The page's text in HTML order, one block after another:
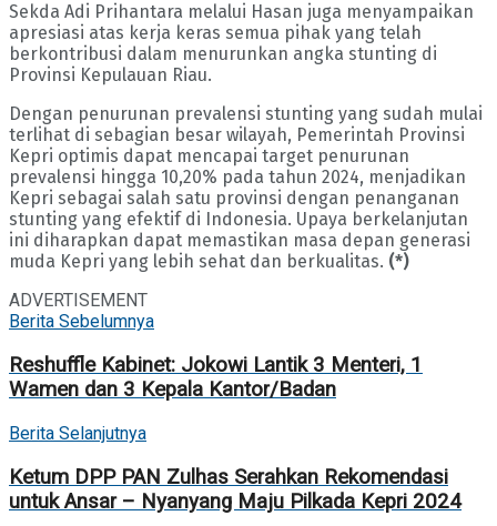
Sekda Adi Prihantara melalui Hasan juga menyampaikan
apresiasi atas kerja keras semua pihak yang telah
berkontribusi dalam menurunkan angka stunting di
Provinsi Kepulauan Riau.
Dengan penurunan prevalensi stunting yang sudah mulai
terlihat di sebagian besar wilayah, Pemerintah Provinsi
Kepri optimis dapat mencapai target penurunan
prevalensi hingga 10,20% pada tahun 2024, menjadikan
Kepri sebagai salah satu provinsi dengan penanganan
stunting yang efektif di Indonesia. Upaya berkelanjutan
ini diharapkan dapat memastikan masa depan generasi
muda Kepri yang lebih sehat dan berkualitas. (*)
ADVERTISEMENT
Berita Sebelumnya
Reshuffle Kabinet: Jokowi Lantik 3 Menteri, 1
Wamen dan 3 Kepala Kantor/Badan
Berita Selanjutnya
Ketum DPP PAN Zulhas Serahkan Rekomendasi
untuk Ansar – Nyanyang Maju Pilkada Kepri 2024